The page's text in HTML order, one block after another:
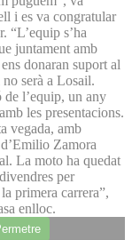
i es va congratular
“L’equip s’ha
juntament amb
donaran suport al
serà a Losail.
de l’equip, un any
les presentacions.
vegada, amb
Zamora
La moto ha quedat
per
primera carrera”,
enlloc.